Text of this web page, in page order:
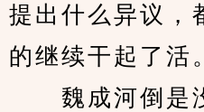
提出什么异议，
的继续干起了活
魏成河倒是没